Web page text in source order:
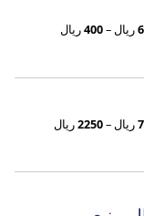
ريال –400ريال
ريال –2250ريال